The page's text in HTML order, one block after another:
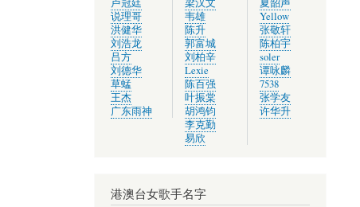
卢冠廷
说理哥
洪健华
刘浩龙
吕方
刘德华
草蜢
王杰
广东雨神
梁汉文
韦雄
陈升
郭富城
刘柏辛
Lexie
陈百强
叶振棠
胡鸿钧
李克勤
易欣
夏韶声
Yellow
张敬轩
陈柏宇
soler
谭咏麟
7538
张学友
许华升
港澳台女歌手名字